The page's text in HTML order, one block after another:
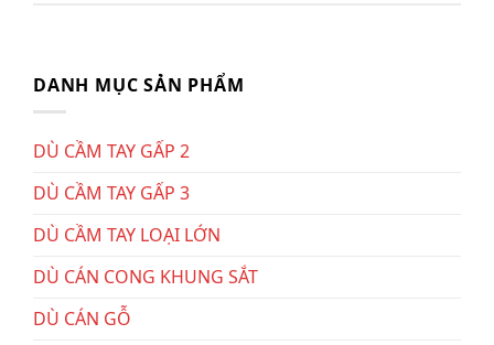
DANH MỤC SẢN PHẨM
DÙ CẦM TAY GẤP 2
DÙ CẦM TAY GẤP 3
DÙ CẦM TAY LOẠI LỚN
DÙ CÁN CONG KHUNG SẮT
DÙ CÁN GỖ